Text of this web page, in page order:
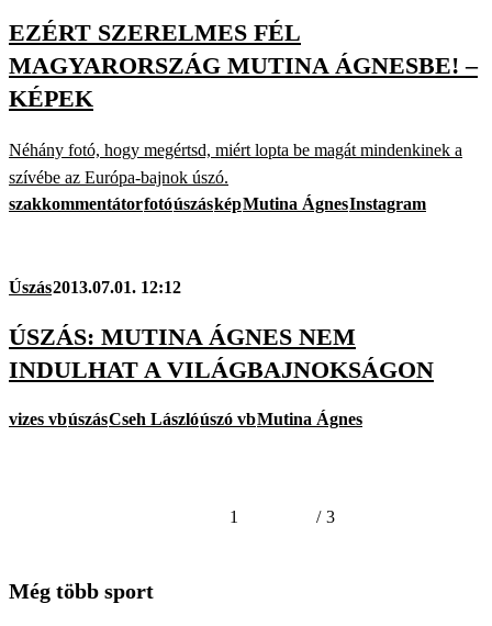
EZÉRT SZERELMES FÉL
MAGYARORSZÁG MUTINA ÁGNESBE! –
KÉPEK
Néhány fotó, hogy megértsd, miért lopta be magát mindenkinek a
szívébe az Európa-bajnok úszó.
szakkommentátorfotóúszásképMutina ÁgnesInstagram
Úszás2013.07.01. 12:12
ÚSZÁS: MUTINA ÁGNES NEM
INDULHAT A VILÁGBAJNOKSÁGON
vizes vbúszásCseh Lászlóúszó vbMutina Ágnes
1 / 3
Még több sport